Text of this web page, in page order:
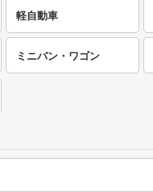
軽自動車
ミニバン・ワゴン